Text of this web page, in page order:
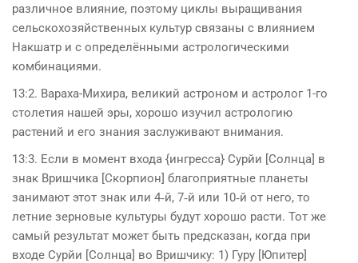
различное влияние, поэтому циклы выращивания
сельско­хозяйственных культур связаны с влиянием
Накшатр и с определёнными астрологи­ческими
комбинациями.
13:2. Вараха-Михира, великий астроном и астролог 1-го
столетия нашей эры, хорошо изучил астрологию
растений и его знания заслужи­вают внимания.
13:3. Если в момент входа {ингресса} Сурйи [Солнца] в
знак Вришчика [Скорпион] благоприятные планеты
занимают этот знак или 4‑й, 7‑й или 10‑й от него, то
летние зерновые культуры будут хорошо расти. Тот же
самый результат может быть предсказан, когда при
входе Сурйи [Солнца] во Вришчику: 1) Гуру [Юпитер]